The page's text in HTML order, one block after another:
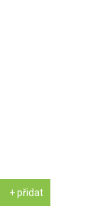
+ přidat